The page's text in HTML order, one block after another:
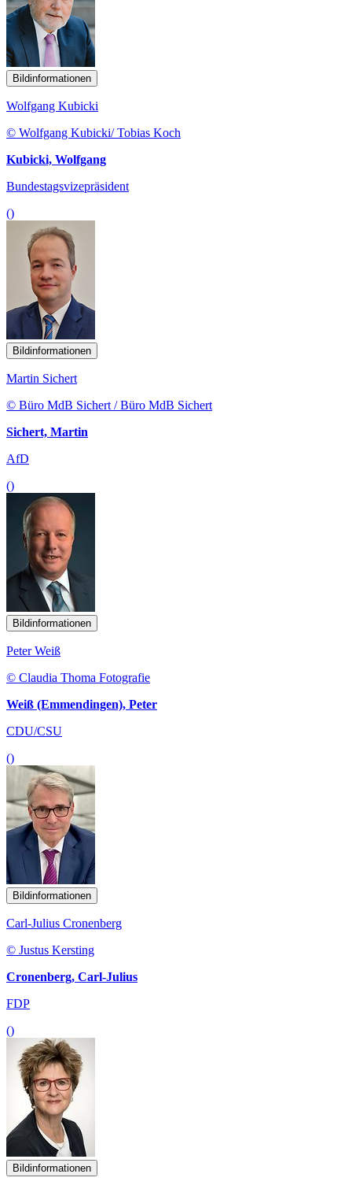
Bildinformationen
Wolfgang Kubicki
© Wolfgang Kubicki/ Tobias Koch
Kubicki, Wolfgang
Bundestagsvizepräsident
()
Bildinformationen
Martin Sichert
© Büro MdB Sichert / Büro MdB Sichert
Sichert, Martin
AfD
()
Bildinformationen
Peter Weiß
© Claudia Thoma Fotografie
Weiß (Emmendingen), Peter
CDU/CSU
()
Bildinformationen
Carl-Julius Cronenberg
© Justus Kersting
Cronenberg, Carl-Julius
FDP
()
Bildinformationen